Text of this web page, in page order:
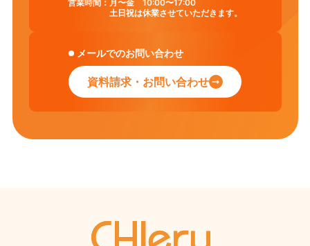
営業時間： 月〜金 10:00〜17:00
土日祝は休業させていただきます。
メールでのお問い合わせ
資料請求・お問い合わせ